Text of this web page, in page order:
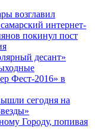
возглавил
интернет-
покинул пост
десант»
Фест-2016» в
сегодня на
Городу, попивая